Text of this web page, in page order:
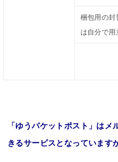
梱包用の封
は自分で用
「ゆうパケットポスト」は
きるサービスとなっています